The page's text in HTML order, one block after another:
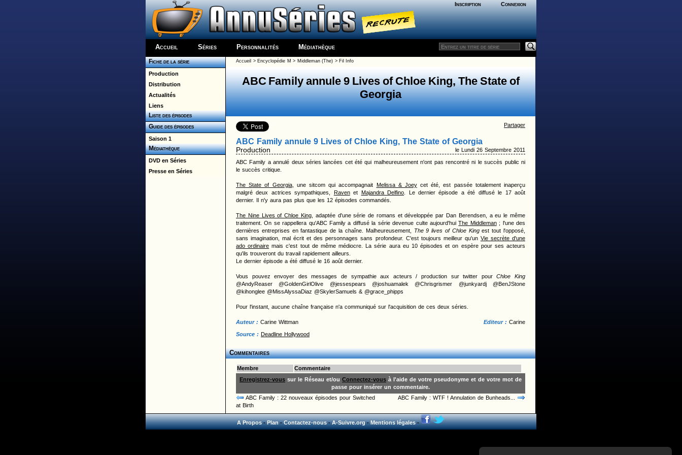
Inscription Connexion
Accueil Séries Personnalités Médiathèque
Fiche de la série
Production
Distribution
Actualités
Liens
Liste des épisodes
Guide des épisodes
Saison 1
Médiathèque
DVD en Séries
Presse en Séries
Accueil > Encyclopédie M > Middleman (The) > Fil Info
ABC Family annule 9 Lives of Chloe King, The State of
Georgia
Partager
ABC Family annule 9 Lives of Chloe King, The State of Georgia
le Lundi 26 Septembre 2011
Production
ABC Family a annulé deux séries lancées cet été qui malheureusement n'ont pas rencontré ni le succès public ni
le succès critique.
The State of Georgia, une sitcom qui accompagnait Melissa & Joeycet été, est passée totalement inaperçu
malgré deux actrices sympathiques, Ravenet Majandra Delfino . Le dernier épisode a été diffusé le 17 août
dernier. Il n'y aura pas plus que les 12 épisodes commandés.
The Nine Lives of Chloe King, adaptée d'une série de romans et développée par Dan Berendsen, a eu le même
traitement. On se rappellera qu'ABC Family a diffusé la série devenue culte aujourd'huiThe Middleman; l'une des
dernières entreprises en fantastique de la chaîne. Malheureusement,
The 9 lives of Chloe Kingest tout l'opposé,
sans imagination, mal écrit et des personnages sans profondeur. C'est toujours meilleur qu'un Vie secrète d'une
ado ordinaire mais c'est tout de même médiocre. La série aura eu 10 épisodes et on espère pour ses acteurs
qu'ils trouveront du travail rapidement ailleurs.
Le dernier épisode a été diffusé le 16 août dernier.
Vous pouvez envoyer des messages de sympathie aux acteurs / production sur twitter pourChloe King
@AndyReaser @GoldenGirlOlive @jessespears @joshuamalek @Chrisgrismer @junkyardj @BenJStone
@kihonglee @MissAlyssaDiaz @SkylerSamuels & @grace_phipps
Pour l'instant, aucune chaîne française n'a communiqué sur l'acquisition de ces deux séries.
Auteur : Carine Wittman Editeur : Carine
Source : Deadline Hollywood
Commentaires
Membre
Commentaire
Enregistrez-vous sur le Réseau et/ou Connectez-vous à l'aide de votre pseudonyme et de votre mot de
passe pour insérer un commentaire.
ABC Family : 22 nouveaux épisodes pour Switched
at Birth
ABC Family : WTF ! Annulation de Bunheads...
A Propos-Plan-Contactez-nous-A-Suivre.org-Mentions légales-